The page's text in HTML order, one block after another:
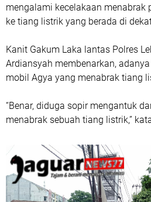
mengalami kecelakaan menabrak
ke tiang listrik yang berada di
Kanit Gakum Laka lantas Polres
Ardiansyah membenarkan,
mobil Agya yang menabrak tiang
“Benar, diduga sopir mengantuk
menabrak sebuah tiang listrik,”